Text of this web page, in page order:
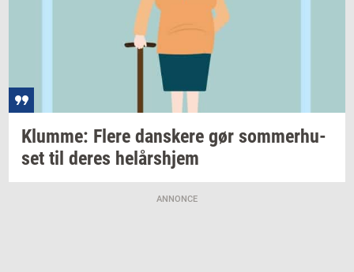
Klum­me: Flere dan­ske­re gør som­mer­hu­
set til deres helårs­hjem
ANNONCE